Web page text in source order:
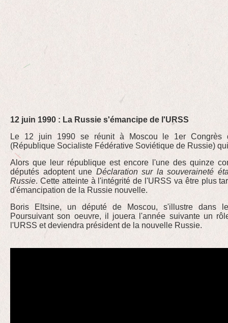
12 juin 1990 : La Russie s'émancipe de l'URSS
Le 12 juin 1990 se réunit à Moscou le 1er Congrès
(République Socialiste Fédérative Soviétique de Russie)
Alors que leur république est encore l'une des quinze
députés adoptent une Déclaration sur la souveraineté
Russie. Cette atteinte à l'intégrité de l'URSS va être plus
d'émancipation de la Russie nouvelle.
Boris Eltsine, un député de Moscou, s'illustre
Poursuivant son oeuvre, il jouera l'année suivante un
l'URSS et deviendra président de la nouvelle Russie.